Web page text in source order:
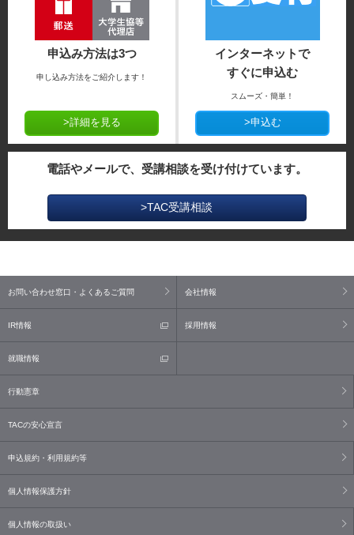
申込み方法は3つ
申し込み方法をご紹介します！
>詳細を見る
インターネットで
すぐに申込む
スムーズ・簡単！
>申込む
電話やメールで、受講相談を受け付けています。
>TAC受講相談
お問い合わせ窓口・よくあるご質問 会社情報
IR情報 採用情報
就職情報
行動憲章
TACの安心宣言
申込規約・利用規約等
個人情報保護方針
個人情報の取扱い